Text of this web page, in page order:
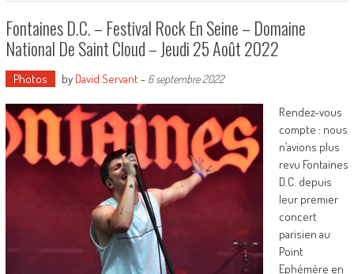
Fontaines D.C. – Festival Rock En Seine – Domaine
National De Saint Cloud – Jeudi 25 Août 2022
Photos by David Servant- 6 septembre 2022
Rendez-vous
compte : nous
n’avions plus
revu Fontaines
D.C. depuis
leur premier
concert
parisien au
Point
Ephémère en